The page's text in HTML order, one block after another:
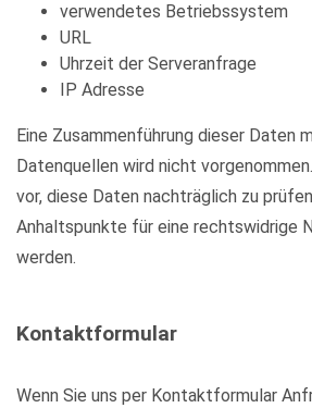
verwendetes Betriebssystem
URL
Uhrzeit der Serveranfrage
IP Adresse
Eine Zusammenführung dieser Daten
Datenquellen wird nicht
vor, diese Daten nachträglich zu
Anhaltspunkte für eine rechtswidrige
werden.
Kontaktformular
Wenn Sie uns per Kontaktformular